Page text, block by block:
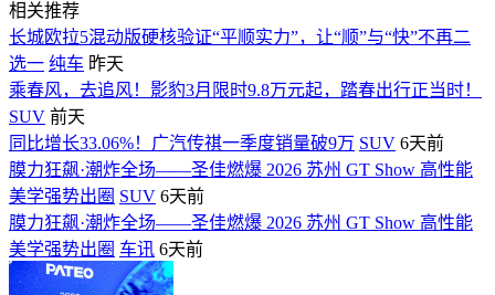
相关推荐
长城欧拉5混动版硬核验证“平顺实力”，让“顺”与“快”不再二
选一 纯车 昨天
乘春风，去追风！影豹3月限时9.8万元起，踏春出行正当时！
SUV 前天
同比增长33.06%！广汽传祺一季度销量破9万 SUV 6天前
膜力狂飙·潮炸全场——圣佳燃爆 2026 苏州 GT Show 高性能
美学强势出圈 SUV 6天前
膜力狂飙·潮炸全场——圣佳燃爆 2026 苏州 GT Show 高性能
美学强势出圈 车讯 6天前